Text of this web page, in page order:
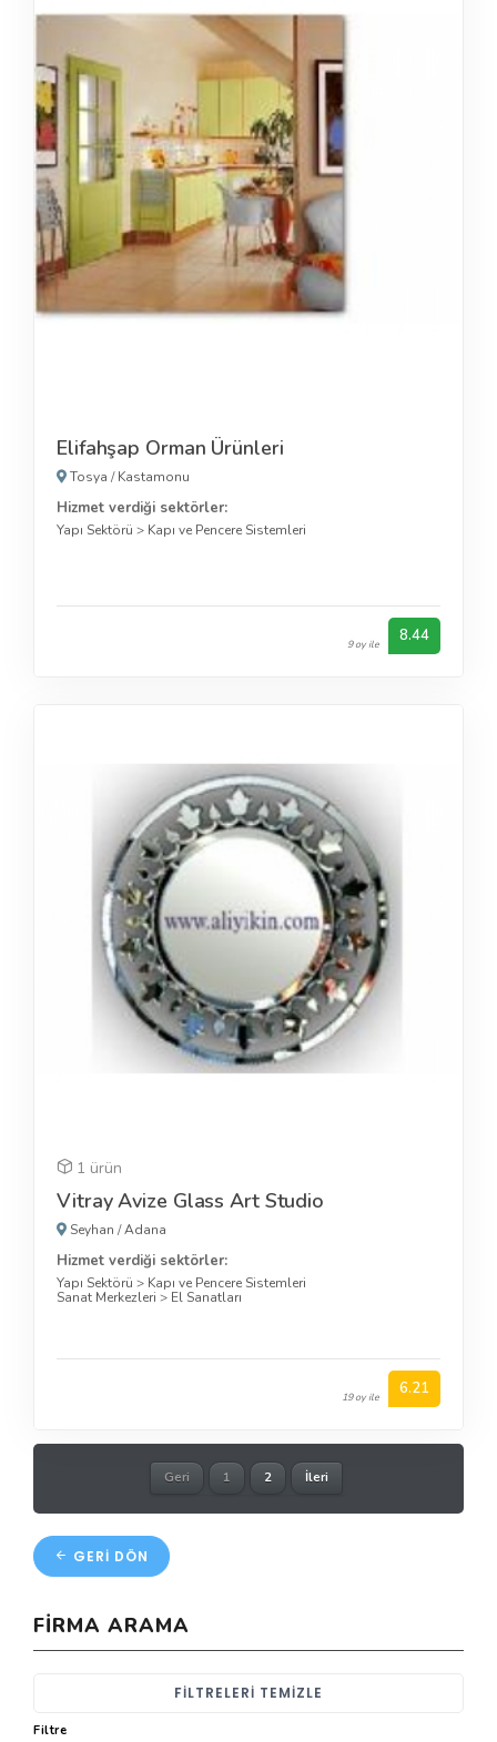
Elifahşap Orman Ürünleri
Tosya /Kastamonu
Hizmet verdiği sektörler:
Yapı Sektörü > Kapı ve Pencere Sistemleri
9 oy ile 8.44
1 ürün
Vitray Avize Glass Art Studio
Seyhan /Adana
Hizmet verdiği sektörler:
Yapı Sektörü > Kapı ve Pencere Sistemleri
Sanat Merkezleri > El Sanatları
19 oy ile 6.21
Geri 1 2 İleri
GERI DÖN
FIRMA ARAMA
FILTRELERI TEMIZLE
Filtre